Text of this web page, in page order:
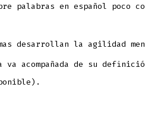
palabras en español poco
desarrollan la agilidad
va acompañada de su